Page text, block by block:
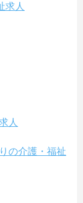
求人
人
の介護・福祉